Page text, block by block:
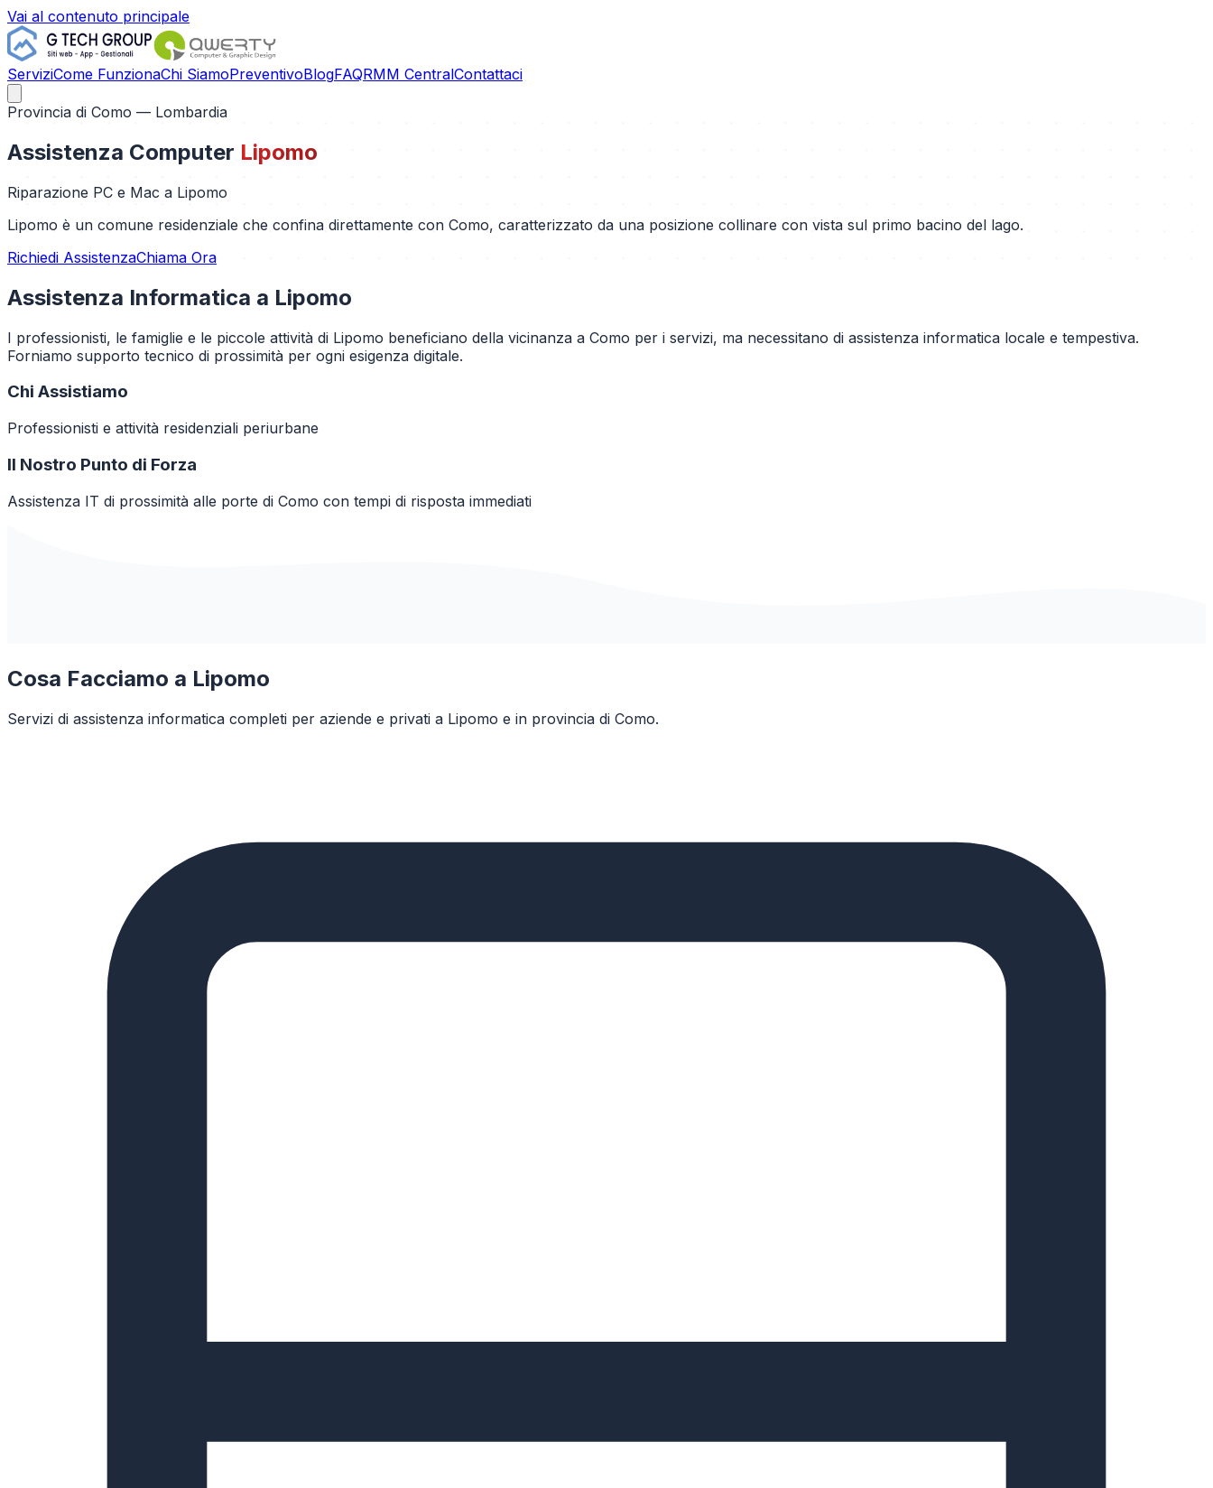
Vai al contenuto principale
ServiziCome FunzionaChi SiamoPreventivoBlogFAQRMM CentralContattaci
Provincia di Como — Lombardia
Assistenza Computer Lipomo
Riparazione PC e Mac a Lipomo
Lipomo è un comune residenziale che confina direttamente con Como, caratterizzato da una posizione collinare con vista sul primo bacino del lago.
Richiedi AssistenzaChiama Ora
Assistenza Informatica a Lipomo
I professionisti, le famiglie e le piccole attività di Lipomo beneficiano della vicinanza a Como per i servizi, ma necessitano di assistenza informatica locale e tempestiva.
Forniamo supporto tecnico di prossimità per ogni esigenza digitale.
Chi Assistiamo
Professionisti e attività residenziali periurbane
Il Nostro Punto di Forza
Assistenza IT di prossimità alle porte di Como con tempi di risposta immediati
Cosa Facciamo a Lipomo
Servizi di assistenza informatica completi per aziende e privati a Lipomo e in provincia di Como.